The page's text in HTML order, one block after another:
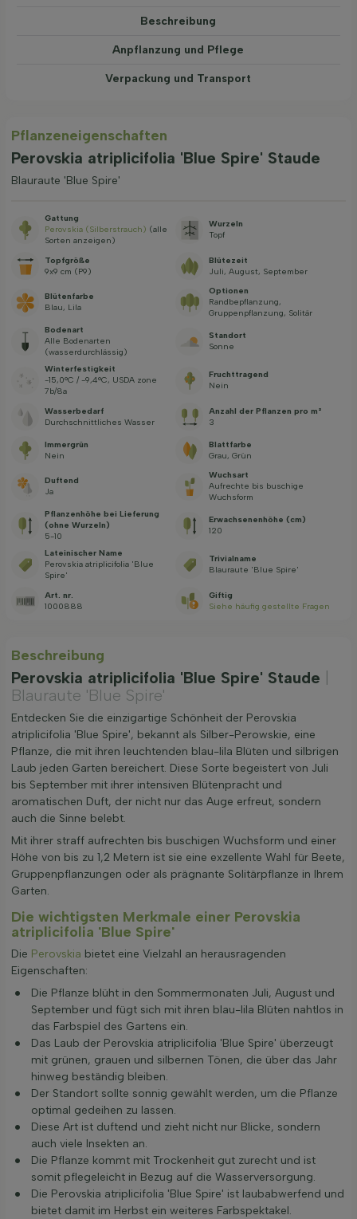
Beschreibung
Anpflanzung und Pflege
Verpackung und Transport
Pflanzeneigenschaften
Perovskia atriplicifolia 'Blue Spire' Staude
Blauraute 'Blue Spire'
Gattung
Perovskia (Silberstrauch) (alle
Sorten anzeigen)
Wurzeln
Topf
Topfgröße
9x9 cm (P9)
Blütezeit
Juli, August, September
Blütenfarbe
Blau, Lila
Optionen
Randbepflanzung,
Gruppenpflanzung, Solitär
Bodenart
Alle Bodenarten
(wasserdurchlässig)
Standort
Sonne
Winterfestigkeit
-15,0°C / -9,4°C, USDA zone
7b/8a
Fruchttragend
Nein
Wasserbedarf
Durchschnittliches Wasser
Anzahl der Pflanzen pro m²
3
Immergrün
Nein
Blattfarbe
Grau, Grün
Duftend
Ja
Wuchsart
Aufrechte bis buschige
Wuchsform
Pflanzenhöhe bei Lieferung
(ohne Wurzeln)
5-10
Erwachsenenhöhe (cm)
120
Lateinischer Name
Perovskia atriplicifolia 'Blue
Spire'
Trivialname
Blauraute 'Blue Spire'
Art. nr.
1000888
Giftig
Siehe häufig gestellte Fragen
Beschreibung
Perovskia atriplicifolia 'Blue Spire' Staude
Blauraute 'Blue Spire'
Entdecken Sie die einzigartige Schönheit der Perovskia
atriplicifolia 'Blue Spire', bekannt als Silber-Perowskie, eine
Pflanze, die mit ihren leuchtenden blau-lila Blüten und silbrigen
Laub jeden Garten bereichert. Diese Sorte begeistert von Juli
bis September mit ihrer intensiven Blütenpracht und
aromatischen Duft, der nicht nur das Auge erfreut, sondern
auch die Sinne belebt.
Mit ihrer straff aufrechten bis buschigen Wuchsform und einer
Höhe von bis zu 1,2 Metern ist sie eine exzellente Wahl für Beete,
Gruppenpflanzungen oder als prägnante Solitärpflanze in Ihrem
Garten.
Die wichtigsten Merkmale einer Perovskia
atriplicifolia 'Blue Spire'
Die Perovskia bietet eine Vielzahl an herausragenden
Eigenschaften:
Die Pflanze blüht in den Sommermonaten Juli, August und
September und fügt sich mit ihren blau-lila Blüten nahtlos in
das Farbspiel des Gartens ein.
Das Laub der Perovskia atriplicifolia 'Blue Spire' überzeugt
mit grünen, grauen und silbernen Tönen, die über das Jahr
hinweg beständig bleiben.
Der Standort sollte sonnig gewählt werden, um die Pflanze
optimal gedeihen zu lassen.
Diese Art ist duftend und zieht nicht nur Blicke, sondern
auch viele Insekten an.
Die Pflanze kommt mit Trockenheit gut zurecht und ist
somit pflegeleicht in Bezug auf die Wasserversorgung.
Die Perovskia atriplicifolia 'Blue Spire' ist laubabwerfend und
bietet damit im Herbst ein weiteres Farbspektakel.